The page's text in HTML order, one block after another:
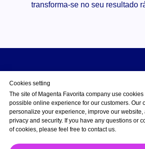
Cookies setting
The site of Magenta Favorita company use
possible online experience for our customers. Our
personalize your experience, improve our website,
privacy and security. If you have any questions or
of cookies, please feel free to contact us.
transforma-se no seu resultado
©2023 - 2025 Magenta
Unipessoal LDA